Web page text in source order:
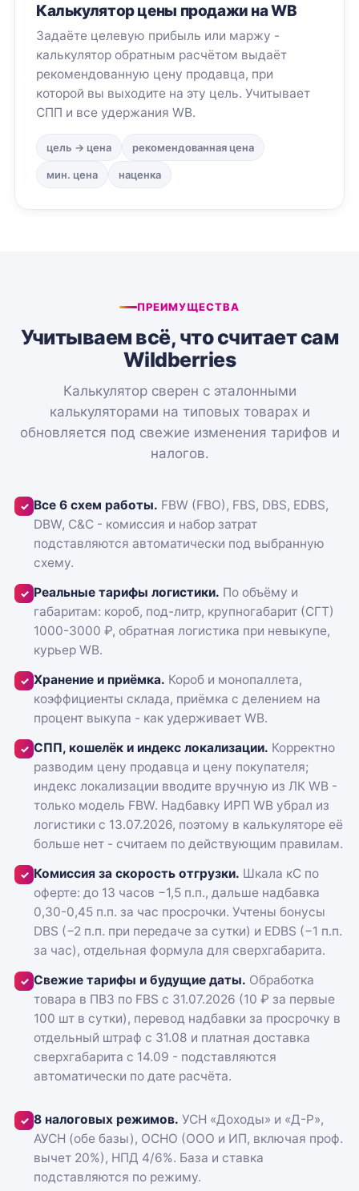
Калькулятор цены продажи на WB
Задаёте целевую прибыль или маржу -
калькулятор обратным расчётом выдаёт
рекомендованную цену продавца, при
которой вы выходите на эту цель. Учитывает
СПП и все удержания WB.
цель → цена рекомендованная цена
мин. цена наценка
ПРЕИМУЩЕСТВА
Учитываем всё, что считает сам
Wildberries
Калькулятор сверен с эталонными
калькуляторами на типовых товарах и
обновляется под свежие изменения тарифов и
налогов.
✓ Все 6 схем работы. FBW (FBO), FBS, DBS, EDBS,
DBW, C&C - комиссия и набор затрат
подставляются автоматически под выбранную
схему.
✓ Реальные тарифы логистики. По объёму и
габаритам: короб, под-литр, крупногабарит (СГТ)
1000-3000 ₽, обратная логистика при невыкупе,
курьер WB.
✓ Хранение и приёмка. Короб и монопаллета,
коэффициенты склада, приёмка с делением на
процент выкупа - как удерживает WB.
✓ СПП, кошелёк и индекс локализации. Корректно
разводим цену продавца и цену покупателя;
индекс локализации вводите вручную из ЛК WB -
только модель FBW. Надбавку ИРП WB убрал из
логистики с 13.07.2026, поэтому в калькуляторе её
больше нет - считаем по действующим правилам.
✓ Комиссия за скорость отгрузки. Шкала кС по
оферте: до 13 часов −1,5 п.п., дальше надбавка
0,30-0,45 п.п. за час просрочки. Учтены бонусы
DBS (−2 п.п. при передаче за сутки) и EDBS (−1 п.п.
за час), отдельная формула для сверхгабарита.
✓ Свежие тарифы и будущие даты. Обработка
товара в ПВЗ по FBS с 31.07.2026 (10 ₽ за первые
100 шт в сутки), перевод надбавки за просрочку в
отдельный штраф с 31.08 и платная доставка
сверхгабарита с 14.09 - подставляются
автоматически по дате расчёта.
✓ 8 налоговых режимов. УСН «Доходы» и «Д-Р»,
АУСН (обе базы), ОСНО (ООО и ИП, включая проф.
вычет 20%), НПД 4/6%. База и ставка
подставляются по режиму.